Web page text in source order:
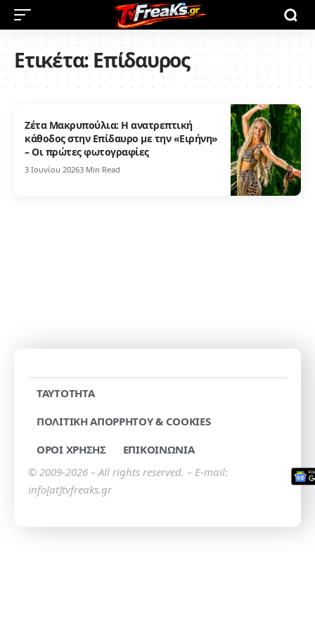
Ετικέτα:Επίδαυρος
Ζέτα Μακρυπούλια: Η ανατρεπτική
κάθοδος στην Επίδαυρο με την «Ειρήνη»
– Οι πρώτες φωτογραφίες
3 Ιουνίου 20263 Min Read
TAYTOTHTA
ΠΟΛΙΤΙΚΗ ΑΠΟΡΡΗΤΟΥ & COOKIES
ΟΡΟΙ ΧΡΗΣΗΣ
ΕΠΙΚΟΙΝΩΝΙΑ
© 2009-2026 – All rights reserved. – E-mail:
info[at]tvfreaks.gr